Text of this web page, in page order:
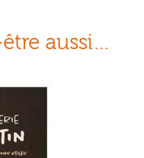
aussi…